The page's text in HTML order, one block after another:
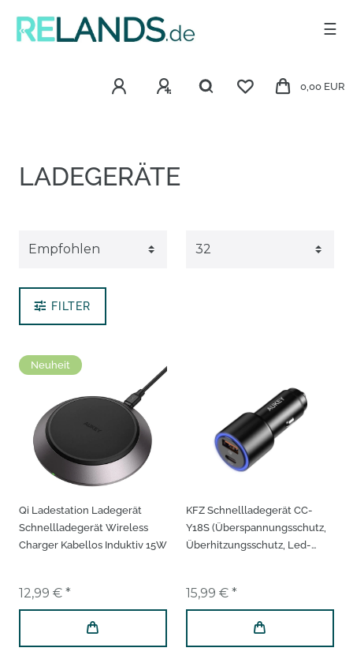
☰
0,00 EUR
LADEGERÄTE
FILTER
Neuheit
Qi Ladestation Ladegerät
Schnellladegerät Wireless
Charger Kabellos Induktiv 15W
12,99 € *
KFZ Schnellladegerät CC-
Y18S (Überspannungsschutz,
Überhitzungsschutz, Led-
15,99 € *